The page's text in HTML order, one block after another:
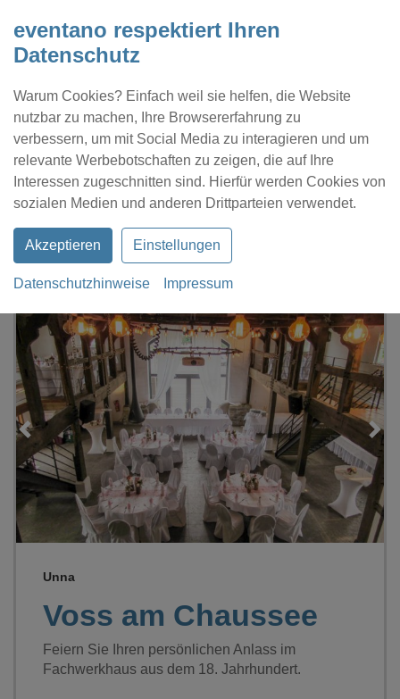
eventano respektiert Ihren
Datenschutz
Warum Cookies? Einfach weil sie helfen, die Website
nutzbar zu machen, Ihre Browsererfahrung zu
verbessern, um mit Social Media zu interagieren und um
relevante Werbebotschaften zu zeigen, die auf Ihre
Interessen zugeschnitten sind. Hierfür werden Cookies von
sozialen Medien und anderen Drittparteien verwendet.
Akzeptieren Einstellungen
Datenschutzhinweise Impressum
Kontakt Location eintragen Profil
Voss am Chaussee
Loading...
Voss am Chaussee
Unna
Feiern Sie Ihren persönlichen Anlass im
Fachwerkhaus aus dem 18. Jahrhundert.